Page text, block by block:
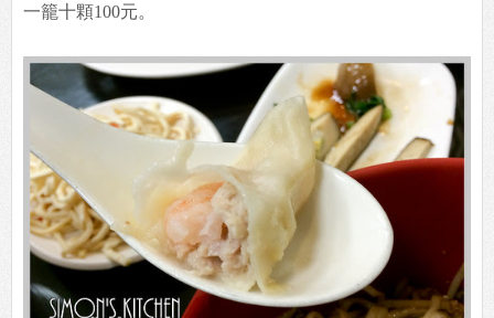
一籠十顆100元。